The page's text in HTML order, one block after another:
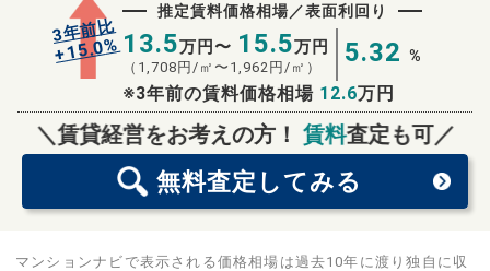
3年前比
+15.0%
推定賃料価格相場／表面利回り
13.5万円〜 15.5万円
（ 1,708 円/㎡〜 1,962 円/㎡） 5.32 %
※3年前の賃料価格相場 12.6万円
＼賃貸経営をお考えの方！ 賃料査定も可／
無料査定 してみる
無料査定スタート！
マンションナビで表示される価格相場は過去10年に渡り独自に収